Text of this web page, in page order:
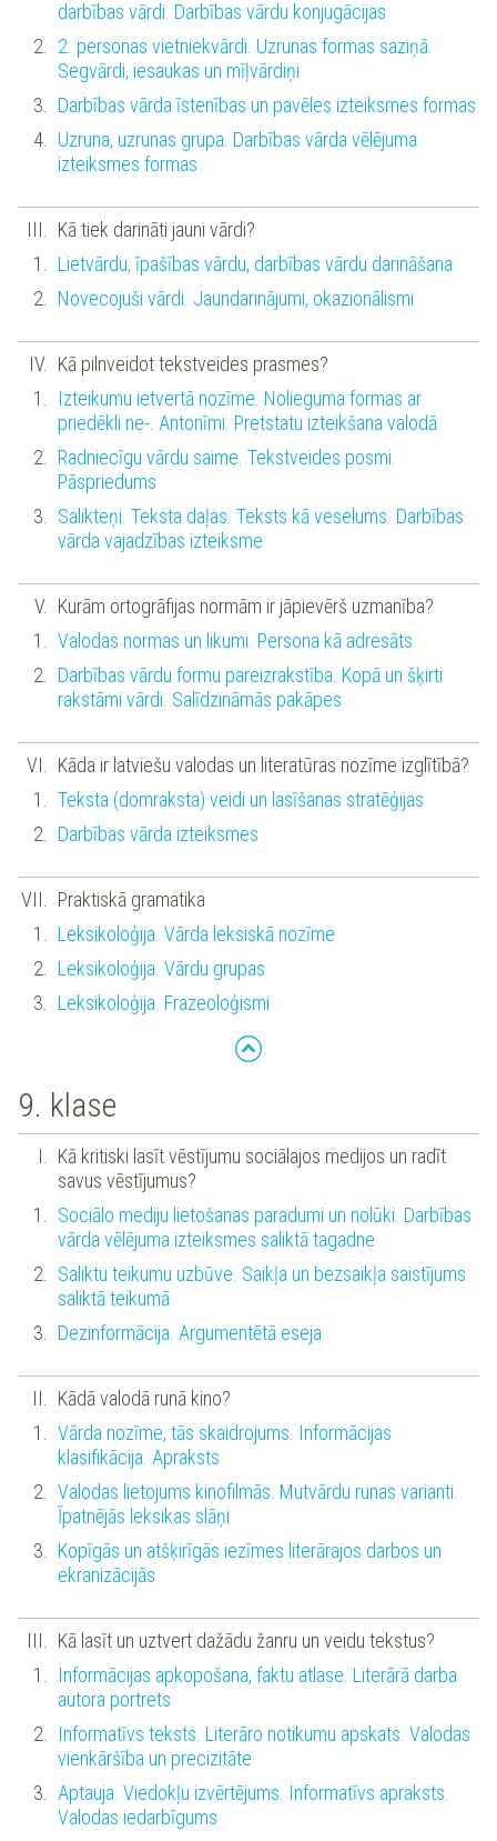
darbības vārdi. Darbības vārdu konjugācijas
2. personas vietniekvārdi. Uzrunas formas saziņā.
Segvārdi, iesaukas un mīļvārdiņi
Darbības vārda īstenības un pavēles izteiksmes formas
Uzruna, uzrunas grupa. Darbības vārda vēlējuma
izteiksmes formas
Kā tiek darināti jauni vārdi?
Lietvārdu, īpašības vārdu, darbības vārdu darināšana
Novecojuši vārdi. Jaundarinājumi, okazionālismi
Kā pilnveidot tekstveides prasmes?
Izteikumu ietvertā nozīme. Nolieguma formas ar
priedēkli ne-. Antonīmi. Pretstatu izteikšana valodā
Radniecīgu vārdu saime. Tekstveides posmi.
Pāspriedums
Salikteņi. Teksta daļas. Teksts kā veselums. Darbības
vārda vajadzības izteiksme
Kurām ortogrāfijas normām ir jāpievērš uzmanība?
Valodas normas un likumi. Persona kā adresāts
Darbības vārdu formu pareizrakstība. Kopā un šķirti
rakstāmi vārdi. Salīdzināmās pakāpes
Kāda ir latviešu valodas un literatūras nozīme izglītībā?
Teksta (domraksta) veidi un lasīšanas stratēģijas
Darbības vārda izteiksmes
Praktiskā gramatika
Leksikoloģija. Vārda leksiskā nozīme
Leksikoloģija. Vārdu grupas
Leksikoloģija. Frazeoloģismi
9. klase
Kā kritiski lasīt vēstījumu sociālajos medijos un radīt
savus vēstījumus?
Sociālo mediju lietošanas paradumi un nolūki. Darbības
vārda vēlējuma izteiksmes saliktā tagadne
Saliktu teikumu uzbūve. Saikļa un bezsaikļa saistījums
saliktā teikumā
Dezinformācija. Argumentētā eseja
Kādā valodā runā kino?
Vārda nozīme, tās skaidrojums. Informācijas
klasifikācija. Apraksts
Valodas lietojums kinofilmās. Mutvārdu runas varianti.
Īpatnējās leksikas slāņi
Kopīgās un atšķirīgās iezīmes literārajos darbos un
ekranizācijās
Kā lasīt un uztvert dažādu žanru un veidu tekstus?
Informācijas apkopošana, faktu atlase. Literārā darba
autora portrets
Informatīvs teksts. Literāro notikumu apskats. Valodas
vienkāršība un precizitāte
Aptauja. Viedokļu izvērtējums. Informatīvs apraksts.
Valodas iedarbīgums